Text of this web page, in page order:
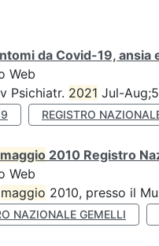
da Covid-19,
Web
Psichiatr. 2021 Jul-
REGISTRO
maggio 2010 Registro
Web
maggio 2010, presso il
NAZIONALE GEMELLI